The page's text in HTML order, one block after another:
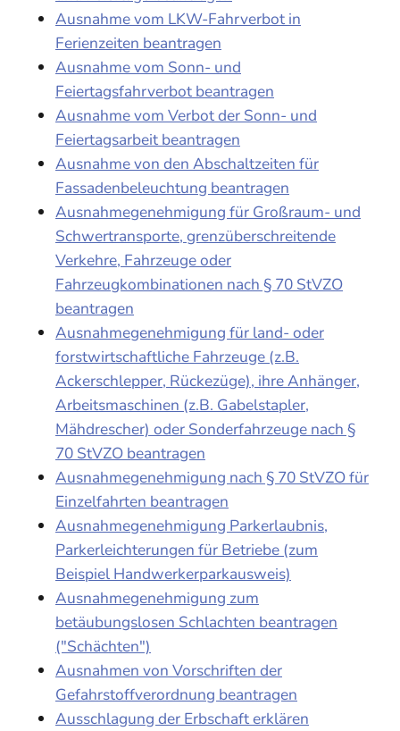
Ausnahme vom LKW-Fahrverbot in
Ferienzeiten beantragen
Ausnahme vom Sonn- und
Feiertagsfahrverbot beantragen
Ausnahme vom Verbot der Sonn- und
Feiertagsarbeit beantragen
Ausnahme von den Abschaltzeiten für
Fassadenbeleuchtung beantragen
Ausnahmegenehmigung für Großraum- und
Schwertransporte, grenzüberschreitende
Verkehre, Fahrzeuge oder
Fahrzeugkombinationen nach § 70 StVZO
beantragen
Ausnahmegenehmigung für land- oder
forstwirtschaftliche Fahrzeuge (z.B.
Ackerschlepper, Rückezüge), ihre Anhänger,
Arbeitsmaschinen (z.B. Gabelstapler,
Mähdrescher) oder Sonderfahrzeuge nach §
70 StVZO beantragen
Ausnahmegenehmigung nach § 70 StVZO für
Einzelfahrten beantragen
Ausnahmegenehmigung Parkerlaubnis,
Parkerleichterungen für Betriebe (zum
Beispiel Handwerkerparkausweis)
Ausnahmegenehmigung zum
betäubungslosen Schlachten beantragen
("Schächten")
Ausnahmen von Vorschriften der
Gefahrstoffverordnung beantragen
Ausschlagung der Erbschaft erklären